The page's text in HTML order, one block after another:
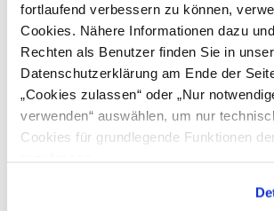
fortlaufend verbessern zu können,
Cookies. Nähere Informationen dazu
Rechten als Benutzer finden Sie in
Datenschutzerklärung am Ende der
„Cookies zulassen“ oder „Nur
verwenden“ auswählen, um nur
Cookies für grundlegende Funktionen
Bündner
Gewerbeverband
aus der Schweiz zu
Gast beim ICS
–
für